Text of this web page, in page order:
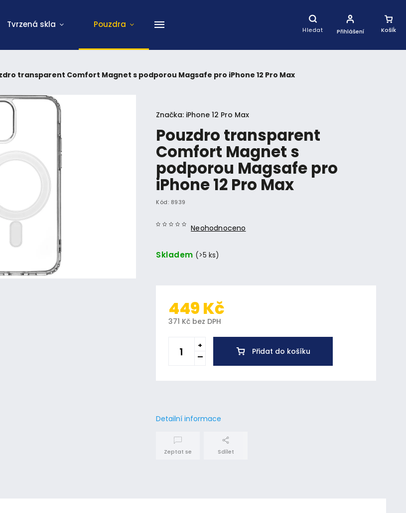
Hledat
Nákupní
Košík
Přihlášení
Tvrzená skla Pouzdra
transparent Comfort Magnet s podporou Magsafe pro iPhone 12 Pro Max
Pouzdro transparent
Comfort Magnet s
podporou Magsafe pro
iPhone 12 Pro Max
Kód: 8939
Neohodnoceno
Značka: iPhone 12 Pro Max
Skladem (>5 ks)
449 Kč
371 Kč bez DPH
Přidat do košíku
Detailní informace
Zeptat se Sdílet